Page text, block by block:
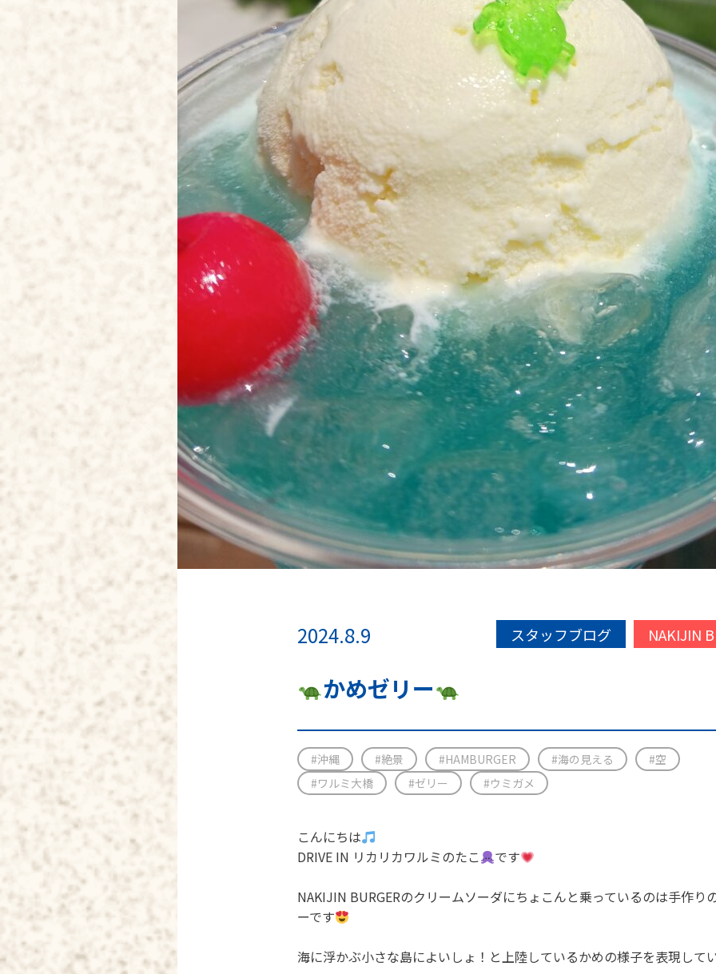
2024.8.9 スタッフブログ NAKIJIN
かめゼリー
#沖縄 #絶景 #HAMBURGER #海の見える
#空
#ワルミ大橋
#ゼリー #ウミガメ
こんにちは
DRIVE IN リカリカワルミのたこ
です
NAKIJIN BURGERのクリームソーダにちょこんと乗っているのは手作り
ーです
海に浮かぶ小さな島によいしょ！と上陸しているかめの様子を表現して